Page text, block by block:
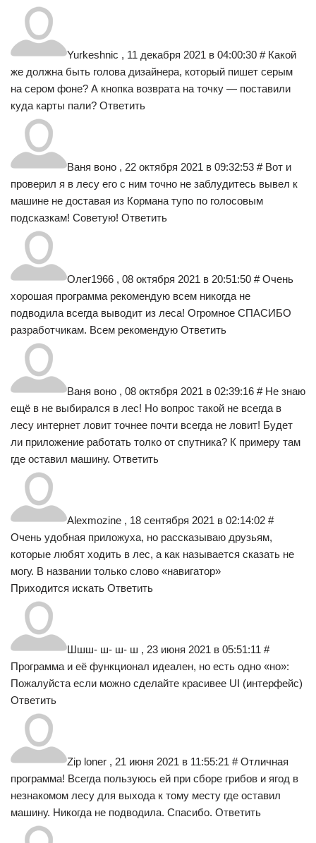
Yurkeshnic , 11 декабря 2021 в 04:00:30 # Какой
же должна быть голова дизайнера, который пишет серым
на сером фоне? А кнопка возврата на точку — поставили
куда карты пали? Ответить
Ваня воно , 22 октября 2021 в 09:32:53 # Вот и
проверил я в лесу его с ним точно не заблудитесь вывел к
машине не доставая из Кормана тупо по голосовым
подсказкам! Советую! Ответить
Олег1966 , 08 октября 2021 в 20:51:50 # Очень
хорошая программа рекомендую всем никогда не
подводила всегда выводит из леса! Огромное СПАСИБО
разработчикам. Всем рекомендую Ответить
Ваня воно , 08 октября 2021 в 02:39:16 # Не знаю
ещё в не выбирался в лес! Но вопрос такой не всегда в
лесу интернет ловит точнее почти всегда не ловит! Будет
ли приложение работать толко от спутника? К примеру там
где оставил машину. Ответить
Alexmozine , 18 сентября 2021 в 02:14:02 #
Очень удобная приложуха, но рассказываю друзьям,
которые любят ходить в лес, а как называется сказать не
могу. В названии только слово «навигатор»
Приходится искать Ответить
Шшш- ш- ш- ш , 23 июня 2021 в 05:51:11 #
Программа и её функционал идеален, но есть одно «но»:
Пожалуйста если можно сделайте красивее UI (интерфейс)
Ответить
Zip loner , 21 июня 2021 в 11:55:21 # Отличная
программа! Всегда пользуюсь ей при сборе грибов и ягод в
незнакомом лесу для выхода к тому месту где оставил
машину. Никогда не подводила. Спасибо. Ответить